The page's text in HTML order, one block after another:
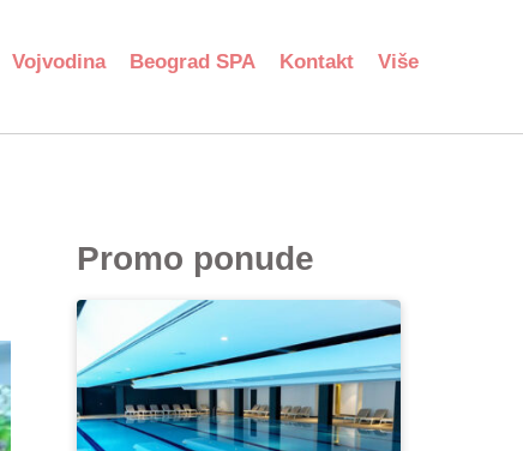
Vojvodina Beograd SPA Kontakt Više
Promo ponude